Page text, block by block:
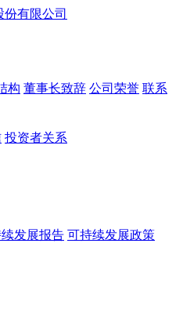
构 董事长致辞 公司荣誉 联系
投资者关系
发展报告 可持续发展政策